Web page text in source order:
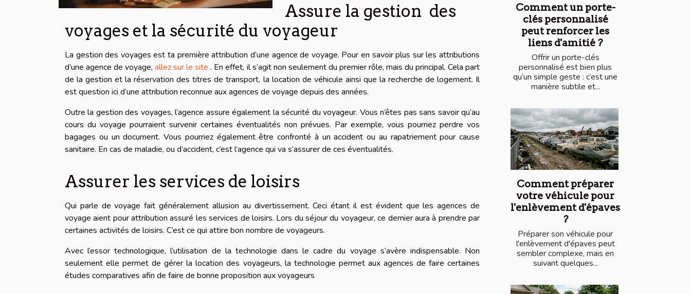
Assure la gestion des
voyages et la sécurité du voyageur
La gestion des voyages est ta première attribution d’une agence de voyage. Pour en savoir plus sur les attributions
d’une agence de voyage,allez sur le site . En effet, il s’agit non seulement du premier rôle, mais du principal. Cela part
de la gestion et la réservation des titres de transport, la location de véhicule ainsi que la recherche de logement. Il
est question ici d’une attribution reconnue aux agences de voyage depuis des années.
Outre la gestion des voyages, l’agence assure également la sécurité du voyageur. Vous n’êtes pas sans savoir qu’au
cours du voyage pourraient survenir certaines éventualités non prévues. Par exemple, vous pourriez perdre vos
bagages ou un document. Vous pourriez également être confronté à un accident ou au rapatriement pour cause
sanitaire. En cas de maladie, ou d’accident, c’est l’agence qui va s’assurer de ces éventualités.
Assurer les services de loisirs
Qui parle de voyage fait généralement allusion au divertissement. Ceci étant il est évident que les agences de
voyage aient pour attribution assuré les services de loisirs. Lors du séjour du voyageur, ce dernier aura à prendre par
certaines activités de loisirs. C’est ce qui attire bon nombre de voyageurs.
Avec l’essor technologique, l’utilisation de la technologie dans le cadre du voyage s’avère indispensable. Non
seulement elle permet de gérer la location des voyageurs, la technologie permet aux agences de faire certaines
études comparatives afin de faire de bonne proposition aux voyageurs
Comment un porte-
clés personnalisé
peut renforcer les
liens d'amitié ?
Offrir un porte-clés
personnalisé est bien plus
qu’un simple geste : c’est une
manière subtile et...
Comment préparer
votre véhicule pour
l'enlèvement d'épaves
?
Préparer son véhicule pour
l'enlèvement d'épaves peut
sembler complexe, mais en
suivant quelques...